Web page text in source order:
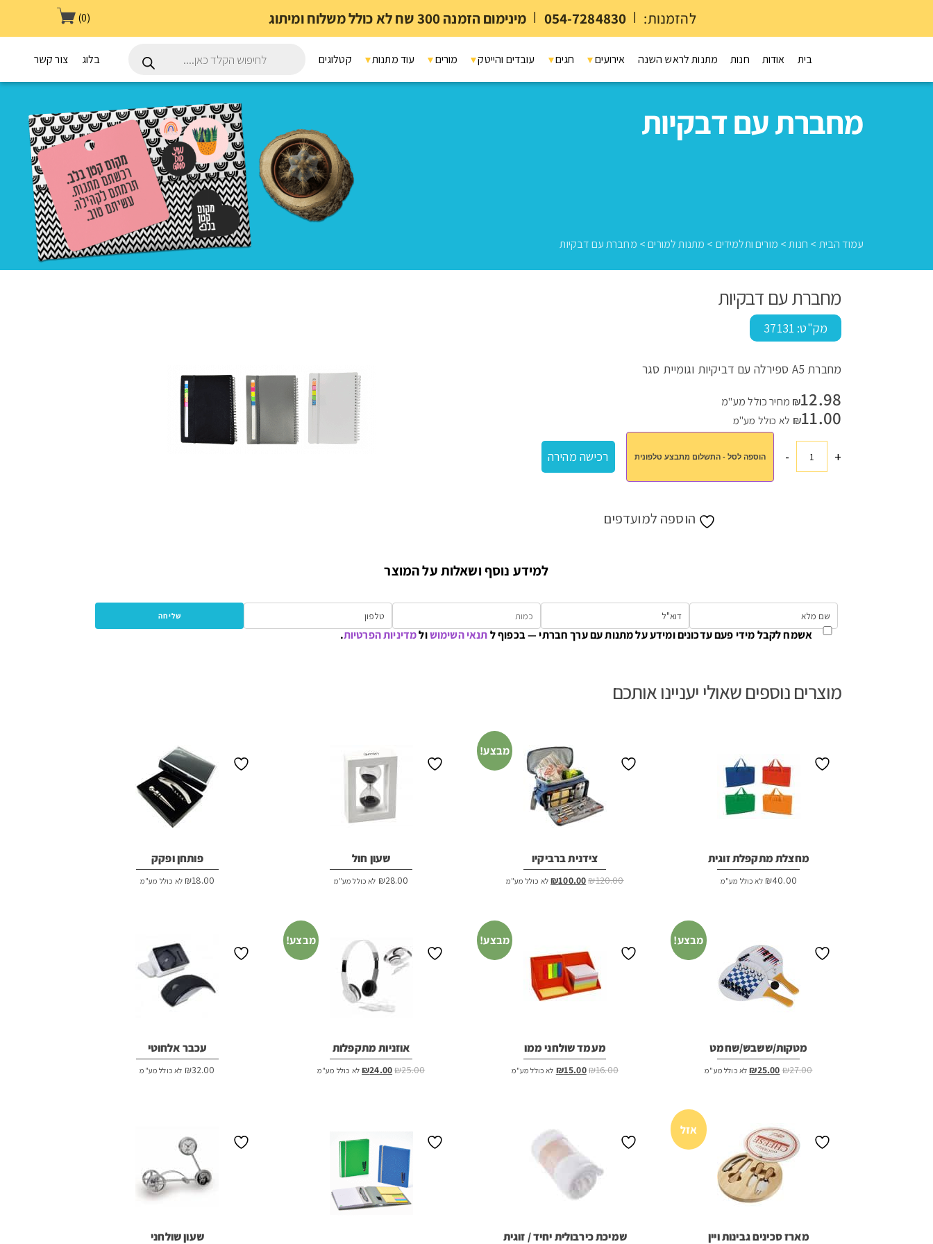
להזמנות: |
054-7284830
| מינימום הזמנה 300 שח לא כולל משלוח ומיתוג (0)
בית אודות חנות מתנות לראש השנה אירועים חגים עובדים והייטק מורים עוד מתנות קטלוגים בלוג צור קשר
מחברת עם דבקיות
עמוד הבית > חנות> מורים ותלמידים > מתנות למורים> מחברת עם דבקיות
חנות>מורים ותלמידים>מתנות למורים>מחברת עם דבקיות
מחברת עם דבקיות
מק"ט: 37131
מחברת A5 ספירלה עם דביקיות וגומיית סגר
₪12.98
מחיר כולל מע"מ
₪11.00 לא כולל מע"מ
+כמות
- הוספה לסל - התשלום מתבצע טלפונית רכישה מהירה
הוספה למועדפים
למידע נוסף ושאלות על המוצר
אשמח לקבל מידי פעם עדכונים ומידע על מתנות עם ערך חברתי — בכפוף לתנאי השימושולמדיניות הפרטיות.
מוצרים נוספים שאולי יעניינו אותכם
מחצלת מתקפלת זוגית
₪40.00 לא כולל מע"מ
מבצע!
צידנית ברביקיו
₪120.00
המחיר ₪100.00 המחיר
לא כולל מע"מ
שעון חול
₪28.00 לא כולל מע"מ
פותחן ופקק
₪18.00 לא כולל מע"מ
מבצע!
מטקות/ששבש/שחמט
₪27.00
המחיר₪25.00 המחיר
לא כולל מע"מ
מבצע!
מעמד שולחני ממו
₪16.00
המחיר₪15.00 המחיר
לא כולל מע"מ
מבצע!
אוזניות מתקפלות
₪25.00
המחיר₪24.00 המחיר
לא כולל מע"מ
עכבר אלחוטי
₪32.00 לא כולל מע"מ
אזל
מארז סכינים גבינות ויין שמיכת כירבולית יחיד / זוגית שעון שולחני